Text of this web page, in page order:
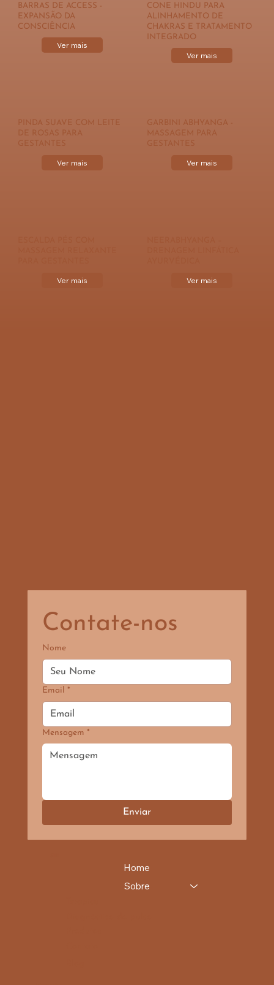
BARRAS DE ACCESS -
EXPANSÃO DA
CONSCIÊNCIA
Ver mais
CONE HINDU PARA
ALINHAMENTO DE
CHAKRAS E TRATAMENTO
INTEGRADO
Ver mais
PINDA SUAVE COM LEITE
DE ROSAS PARA
GESTANTES
Ver mais
GARBINI ABHYANGA -
MASSAGEM PARA
GESTANTES
Ver mais
Ver mais Ver mais
Contate-nos
Nome
Email *
Mensagem *
Enviar
Home
Sobre